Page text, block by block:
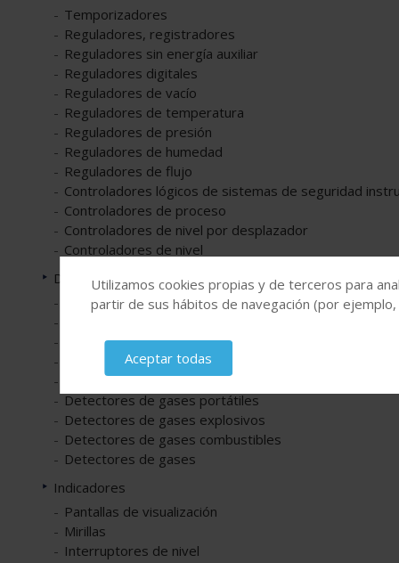
Temporizadores
Reguladores, registradores
Reguladores sin energía auxiliar
Reguladores digitales
Reguladores de vacío
Reguladores de temperatura
Reguladores de presión
Reguladores de humedad
Reguladores de flujo
Controladores lógicos de sistemas de seguridad
Controladores de proceso
Controladores de nivel por desplazador
Controladores de nivel
Detectores
Detectores de polvo
Detectores de llama para control de quemadores
Detectores de humedad
Detectores de gases tóxicos
Detectores de gases portátiles
Detectores de gases explosivos
Detectores de gases combustibles
Detectores de gases
Indicadores
Pantallas de visualización
Mirillas
Interruptores de nivel
Utilizamos cookies propias y de terceros para
partir de sus hábitos de navegación (por
Aceptar todas